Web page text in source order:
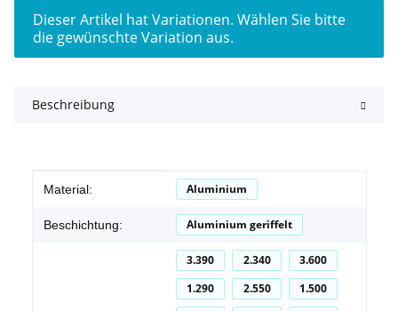
x
Dieser Artikel hat Variationen. Wählen Sie bitte
die gewünschte Variation aus.
Beschreibung
Produkteigenschaft
Wert
Material: Aluminium
Beschichtung: Aluminium geriffelt
3.390 2.340
3.600
1.290
2.550
1.500